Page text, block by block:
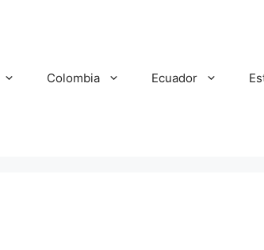
Colombia Ecuador